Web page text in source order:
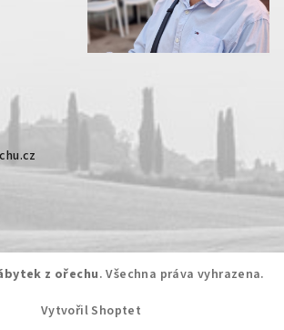
z ořechu. Všechna práva vyhrazena.
Vytvořil Shoptet